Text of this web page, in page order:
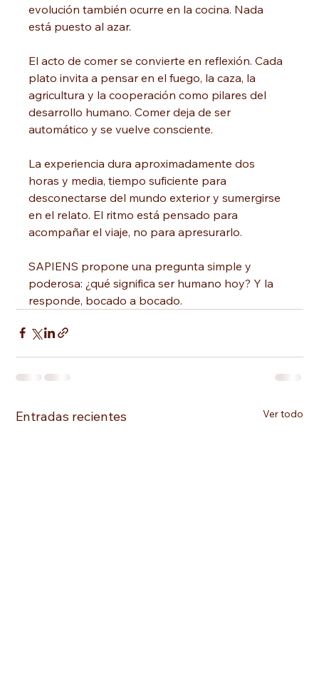
evolución también ocurre en la cocina. Nada
está puesto al azar.
El acto de comer se convierte en reflexión. Cada
plato invita a pensar en el fuego, la caza, la
agricultura y la cooperación como pilares del
desarrollo humano. Comer deja de ser
automático y se vuelve consciente.
La experiencia dura aproximadamente dos
horas y media, tiempo suficiente para
desconectarse del mundo exterior y sumergirse
en el relato. El ritmo está pensado para
acompañar el viaje, no para apresurarlo.
SAPIENS propone una pregunta simple y
poderosa: ¿qué significa ser humano hoy? Y la
responde, bocado a bocado.
Entradas recientes Ver todo